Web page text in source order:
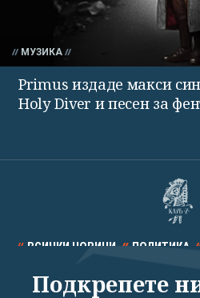
МУЗИКА
Primus издаде макси
Holy Diver и песен за
ВСИЧКИ НОВИНИ ПОЛИТИКА
СПОРТ КУЛТУРА
Подкрепете